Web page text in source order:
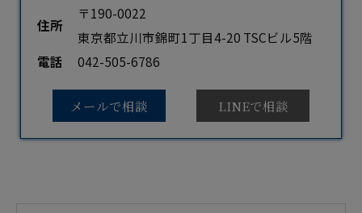
住所
〒190-0022
東京都立川市錦町1丁目4-20 TSCビル5階
電話
042-505-6786
メールで相談 LINEで相談